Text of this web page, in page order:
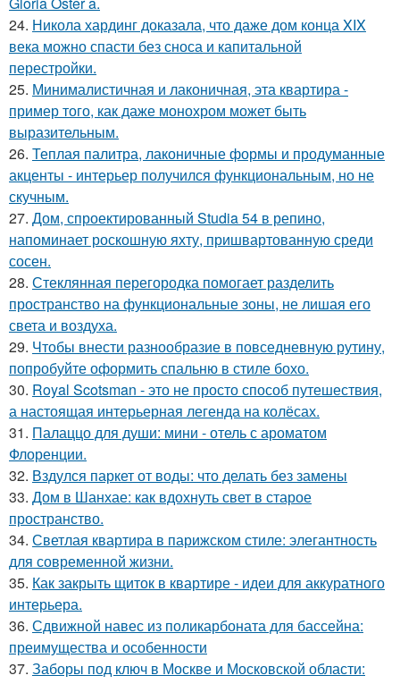
24. Никола хардинг доказала, что даже дом конца XIX
века можно спасти без сноса и капитальной
перестройки.
25. Минималистичная и лаконичная, эта квартира -
пример того, как даже монохром может быть
выразительным.
26. Теплая палитра, лаконичные формы и продуманные
акценты - интерьер получился функциональным, но не
скучным.
27. Дом, спроектированный Studia 54 в репино,
напоминает роскошную яхту, пришвартованную среди
сосен.
28. Стеклянная перегородка помогает разделить
пространство на функциональные зоны, не лишая его
света и воздуха.
29. Чтобы внести разнообразие в повседневную рутину,
попробуйте оформить спальню в стиле бохо.
30. Royal Scotsman - это не просто способ путешествия,
а настоящая интерьерная легенда на колёсах.
31. Палаццо для души: мини - отель с ароматом
Флоренции.
32. Вздулся паркет от воды: что делать без замены
33. Дом в Шанхае: как вдохнуть свет в старое
пространство.
34. Светлая квартира в парижском стиле: элегантность
для современной жизни.
35. Как закрыть щиток в квартире - идеи для аккуратного
интерьера.
36. Сдвижной навес из поликарбоната для бассейна:
преимущества и особенности
37. Заборы под ключ в Москве и Московской области: